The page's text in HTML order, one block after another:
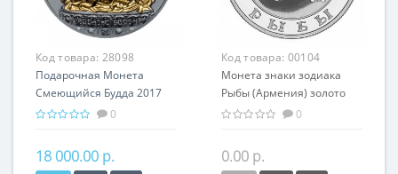
Код товара: 28098
Подарочная Монета
Смеющийся Будда 2017
серебро 62.20 гр Китай
0
18 000.00 р.
Код товара: 00104
Монета знаки зодиака
Рыбы (Армения) золото
7.74 гр - оригинальный
рождения
0
0.00 р.